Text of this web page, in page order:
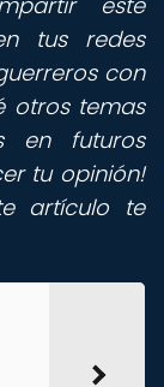
tus redes
con
otros temas
en futuros
tu opinión!
artículo te